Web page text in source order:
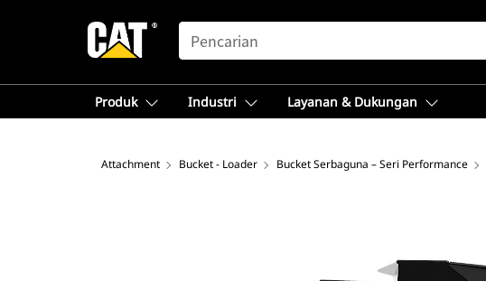
SEARCH
Produk Industri Layanan & Dukungan
Attachment Bucket - Loader Bucket Serbaguna – Seri Performance